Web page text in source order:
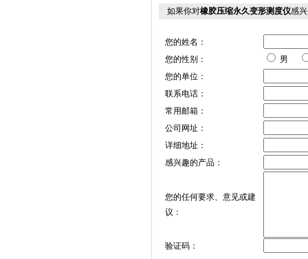
如果你对橡胶压缩永久变形测度仪感
您的姓名：
您的性别：
男
您的单位：
联系电话：
常用邮箱：
公司网址：
详细地址：
感兴趣的产品：
您的任何要求、意见或建
议：
验证码：